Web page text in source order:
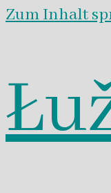
Zum Inhalt